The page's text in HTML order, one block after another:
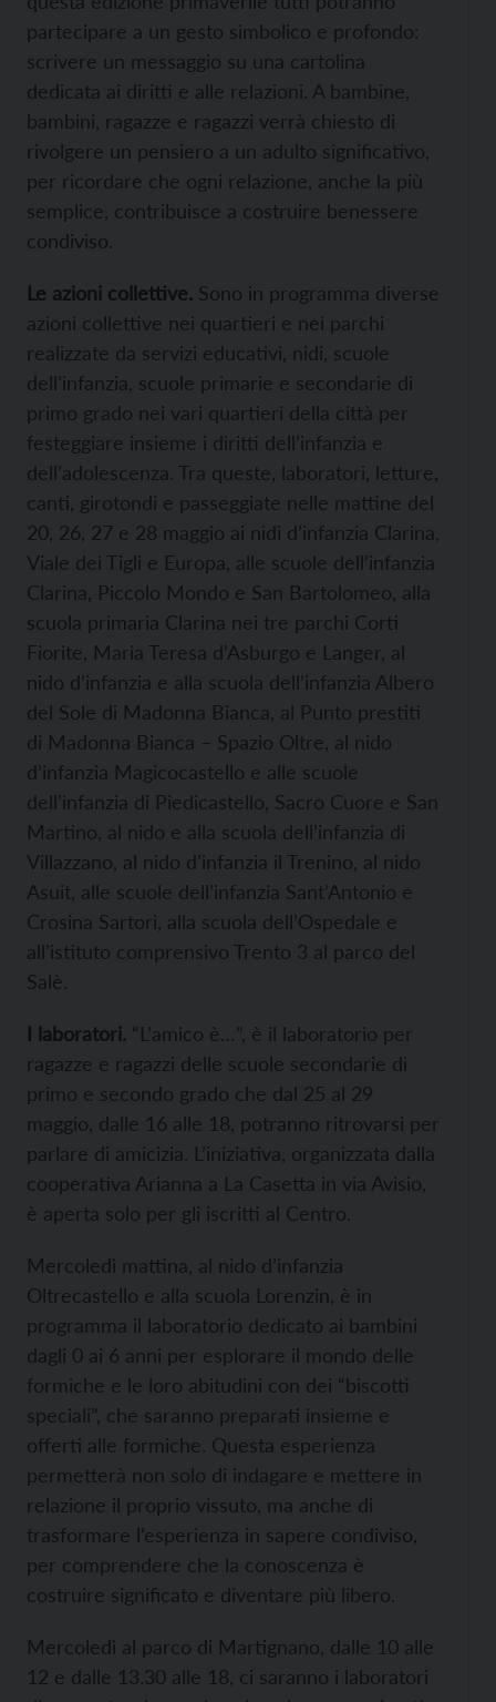
partecipare a un gesto simbolico e profondo:
scrivere un messaggio su una cartolina
dedicata ai diritti e alle relazioni. A bambine,
bambini, ragazze e ragazzi verrà chiesto di
rivolgere un pensiero a un adulto significativo,
per ricordare che ogni relazione, anche la più
semplice, contribuisce a costruire benessere
condiviso.
Le azioni collettive. Sono in programma diverse
azioni collettive nei quartieri e nei parchi
realizzate da servizi educativi, nidi, scuole
dell’infanzia, scuole primarie e secondarie di
primo grado nei vari quartieri della città per
festeggiare insieme i diritti dell’infanzia e
dell’adolescenza. Tra queste, laboratori, letture,
canti, girotondi e passeggiate nelle mattine del
20, 26, 27 e 28 maggio ai nidi d’infanzia Clarina,
Viale dei Tigli e Europa, alle scuole dell’infanzia
Clarina, Piccolo Mondo e San Bartolomeo, alla
scuola primaria Clarina nei tre parchi Corti
Fiorite, Maria Teresa d’Asburgo e Langer, al
nido d’infanzia e alla scuola dell’infanzia Albero
del Sole di Madonna Bianca, al Punto prestiti
di Madonna Bianca – Spazio Oltre, al nido
d’infanzia Magicocastello e alle scuole
dell’infanzia di Piedicastello, Sacro Cuore e San
Martino, al nido e alla scuola dell’infanzia di
Villazzano, al nido d’infanzia il Trenino, al nido
Asuit, alle scuole dell’infanzia Sant’Antonio e
Crosina Sartori, alla scuola dell’Ospedale e
all’istituto comprensivo Trento 3 al parco del
Salè.
I laboratori. “L’amico è…”, è il laboratorio per
ragazze e ragazzi delle scuole secondarie di
primo e secondo grado che dal 25 al 29
maggio, dalle 16 alle 18, potranno ritrovarsi per
parlare di amicizia. L’iniziativa, organizzata dalla
cooperativa Arianna a La Casetta in via Avisio,
è aperta solo per gli iscritti al Centro.
Mercoledì mattina, al nido d’infanzia
Oltrecastello e alla scuola Lorenzin, è in
programma il laboratorio dedicato ai bambini
dagli 0 ai 6 anni per esplorare il mondo delle
formiche e le loro abitudini con dei “biscotti
speciali”, che saranno preparati insieme e
offerti alle formiche. Questa esperienza
permetterà non solo di indagare e mettere in
relazione il proprio vissuto, ma anche di
trasformare l’esperienza in sapere condiviso,
per comprendere che la conoscenza è
costruire significato e diventare più libero.
Mercoledì al parco di Martignano, dalle 10 alle
12 e dalle 13.30 alle 18, ci saranno i laboratori